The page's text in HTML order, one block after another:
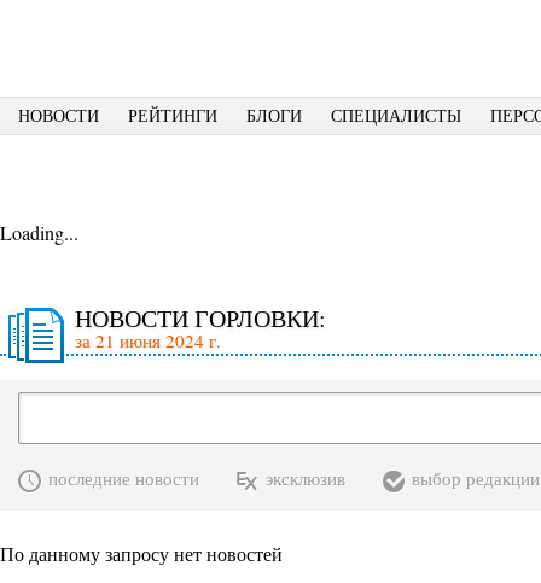
НОВОСТИ РЕЙТИНГИ БЛОГИ СПЕЦИАЛИСТЫ
Loading...
НОВОСТИ ГОРЛОВКИ:
за 21 июня 2024 г.
последние новости эксклюзив выбор редакции
По данному запросу нет новостей